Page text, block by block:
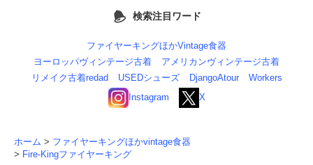
検索注目ワード
ファイヤーキングほかVintage食器
ヨーロッパヴィンテージ古着
アメリカンヴィンテージ古着
リメイク古着redad
USEDシューズ DjangoAtour
Workers
Instagram
X
ホーム > ファイヤーキングほかvintage食器
> Fire-Kingファイヤーキング